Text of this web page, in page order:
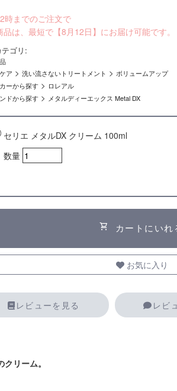
時までのご注文で
品は、最短で【8月12日】にお届け可能です。
ゴリ:
ア >洗い流さないトリートメント >ボリュームアップ
ーから探す > ロレアル
ドから探す > メタルディーエックス Metal DX
セリエ メタルDX クリーム 100ml
数量
shopping_cart カートにいれ
お気に入り
レビューを見る レビ
クリーム。